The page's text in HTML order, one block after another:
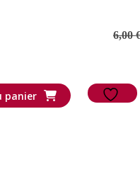
6,00
panier